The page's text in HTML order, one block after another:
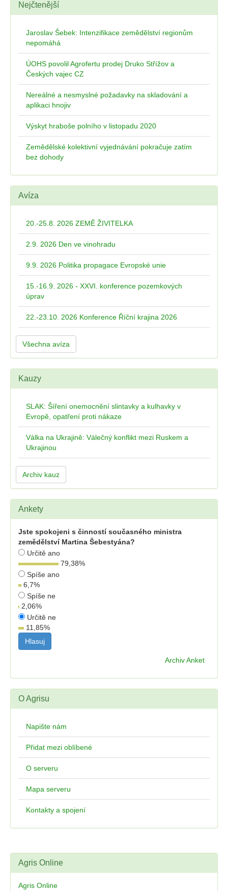
Nejčtenější
Jaroslav Šebek: Intenzifikace zemědělství regionům
nepomáhá
ÚOHS povolil Agrofertu prodej Druko Střížov a
Českých vajec CZ
Nereálné a nesmyslné požadavky na skladování a
aplikaci hnojiv
Výskyt hraboše polního v listopadu 2020
Zemědělské kolektivní vyjednávání pokračuje zatím
bez dohody
Avíza
20.-25.8. 2026 ZEMĚ ŽIVITELKA
2.9. 2026 Den ve vinohradu
9.9. 2026 Politika propagace Evropské unie
15.-16.9. 2026 - XXVI. konference pozemkových
úprav
22.-23.10. 2026 Konference Říční krajina 2026
Všechna avíza
Kauzy
SLAK: Šíření onemocnění slintavky a kulhavky v
Evropě, opatření proti nákaze
Válka na Ukrajině: Válečný konflikt mezi Ruskem a
Ukrajinou
Archiv kauz
Ankety
Jste spokojeni s činností současného ministra
zemědělství Martina Šebestyána?
Určitě ano
79,38%
Spíše ano
6,7%
Spíše ne
2,06%
Určitě ne
11,85%
Archiv Anket
O Agrisu
Napište nám
Přidat mezi oblíbené
O serveru
Mapa serveru
Kontakty a spojení
Agris Online
Agris Online